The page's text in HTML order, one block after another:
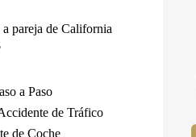
pareja de California
a Paso
de Tráfico
de Coche